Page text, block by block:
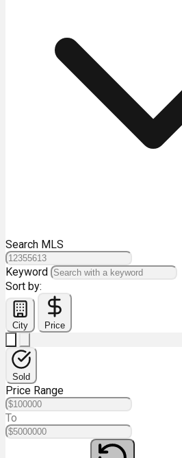
Search MLS
Keyword
Sort by:
City Price
Sold
Price Range
To